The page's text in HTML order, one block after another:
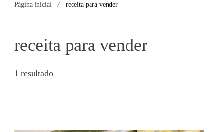
Página inicial receita para vender
receita para vender
1 resultado